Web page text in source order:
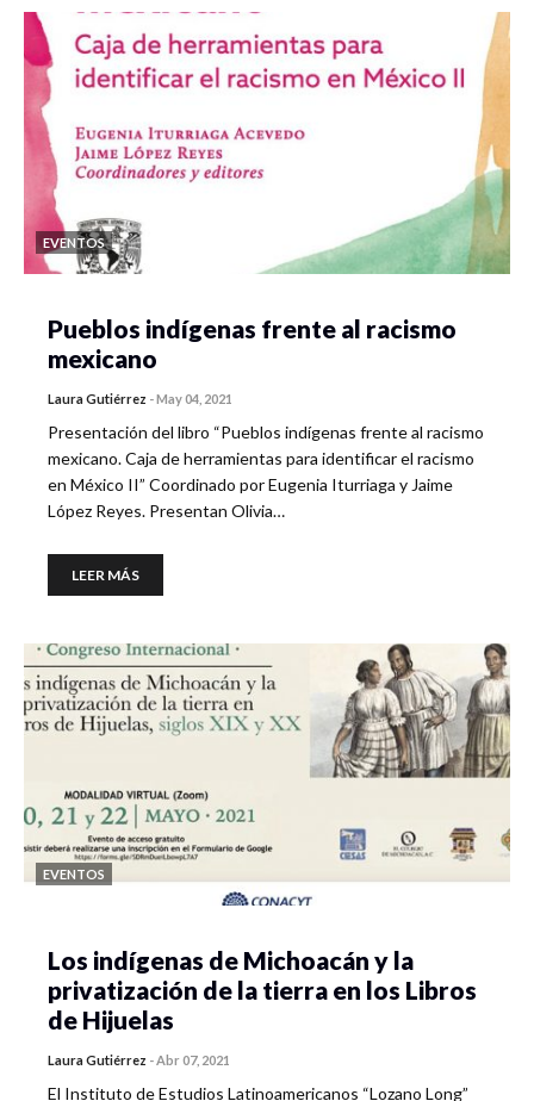
EVENTOS
Pueblos indígenas frente al racismo
mexicano
Laura Gutiérrez -May 04, 2021
Presentación del libro “Pueblos indígenas frente al racismo
mexicano. Caja de herramientas para identificar el racismo
en México II” Coordinado por Eugenia Iturriaga y Jaime
López Reyes. Presentan Olivia…
LEER MÁS
EVENTOS
Los indígenas de Michoacán y la
privatización de la tierra en los Libros
de Hijuelas
Laura Gutiérrez -Abr 07, 2021
El Instituto de Estudios Latinoamericanos “Lozano Long”